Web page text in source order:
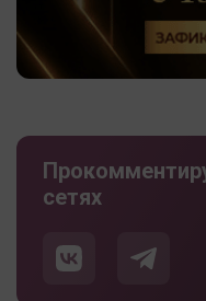
сетях